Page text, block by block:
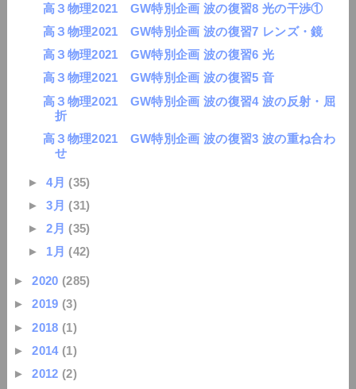
高３物理2021 GW特別企画 波の復習8 光の干渉①
高３物理2021 GW特別企画 波の復習7 レンズ・鏡
高３物理2021 GW特別企画 波の復習6 光
高３物理2021 GW特別企画 波の復習5 音
高３物理2021 GW特別企画 波の復習4 波の反射・屈
折
高３物理2021 GW特別企画 波の復習3 波の重ね合わ
せ
►4月 (35)
►3月 (31)
►2月 (35)
► 1月 (42)
►2020 (285)
►2019 (3)
►2018 (1)
►2014 (1)
►2012 (2)